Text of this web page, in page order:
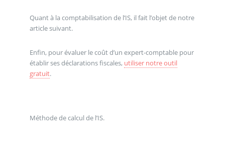
Quant à la comptabilisation de l’IS, il fait l’objet de notre
article suivant.
Enfin, pour évaluer le coût d’un expert-comptable pour
établir ses déclarations fiscales, utiliser notre outil
gratuit.
Méthode de calcul de l’IS.